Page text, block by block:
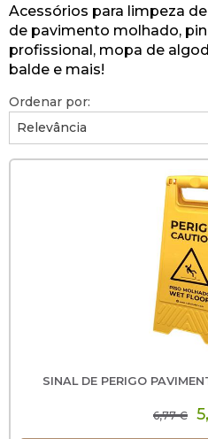
Acessórios para limpeza
de pavimento molhado,
profissional, mopa de
balde e mais!
Ordenar por:
SINAL DE PERIGO
6,77 €